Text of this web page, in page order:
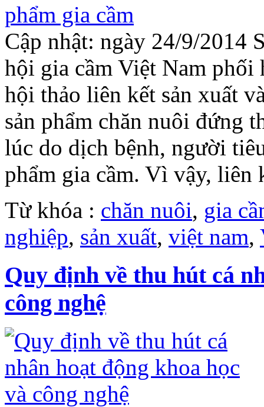
Cập nhật: ngày 24/9/2014
hội gia cầm Việt Nam
hội thảo liên kết sản xuất
sản phẩm chăn nuôi đứng
lúc do dịch bệnh, người
phẩm gia cầm. Vì vậy, liên
Từ khóa : chăn nuôi, gia
nghiệp, sản xuất, việt nam,
Quy định về thu hút cá
công nghệ